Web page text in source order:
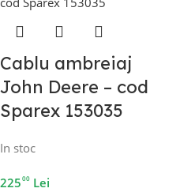
Cablu ambreiaj
John Deere – cod
Sparex 153035
In stoc
22500 Lei